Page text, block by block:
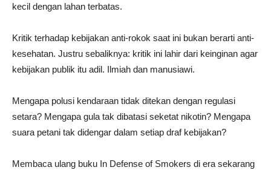
kecil dengan lahan terbatas.
Kritik terhadap kebijakan anti-rokok saat ini bukan berarti anti-
kesehatan. Justru sebaliknya: kritik ini lahir dari keinginan agar
kebijakan publik itu adil. Ilmiah dan manusiawi.
Mengapa polusi kendaraan tidak ditekan dengan regulasi
setara? Mengapa gula tak dibatasi seketat nikotin? Mengapa
suara petani tak didengar dalam setiap draf kebijakan?
Membaca ulang buku In Defense of Smokers di era sekarang